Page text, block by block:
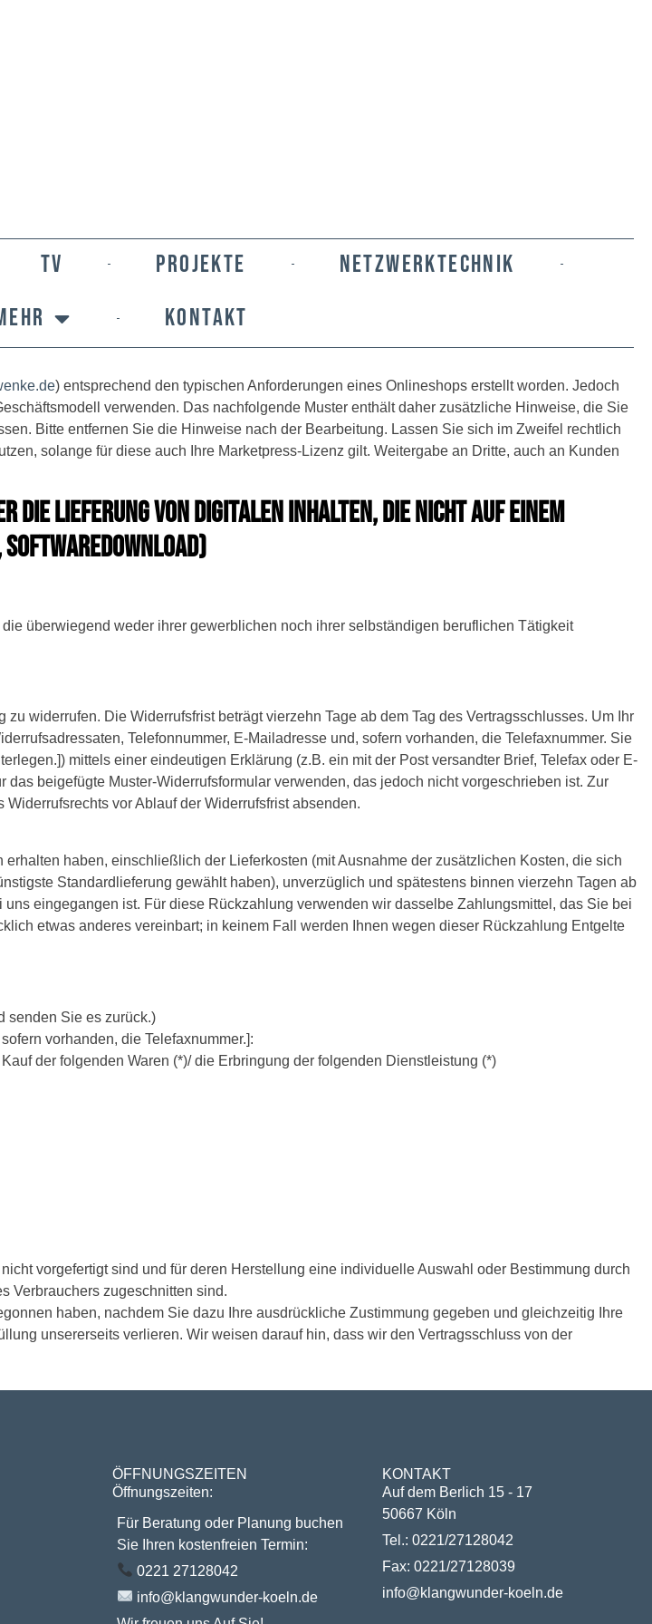
TV PROJEKTE
NETZWERKTECHNIK
KONTAKT
) entsprechend den typischen Anforderungen eines Onlineshops erstellt worden. Jedoch
verwenden. Das nachfolgende Muster enthält daher zusätzliche Hinweise, die Sie
Bitte entfernen Sie die Hinweise nach der Bearbeitung. Lassen Sie sich im Zweifel rechtlich
solange für diese auch Ihre Marketpress-Lizenz gilt. Weitergabe an Dritte, auch an Kunden
DIE LIEFERUNG VON DIGITALEN INHALTEN, DIE NICHT AUF EINEM
überwiegend weder ihrer gewerblichen noch ihrer selbständigen beruflichen Tätigkeit
widerrufen. Die Widerrufsfrist beträgt vierzehn Tage ab dem Tag des Vertragsschlusses. Um Ihr
Telefonnummer, E-Mailadresse und, sofern vorhanden, die Telefaxnummer. Sie
mittels einer eindeutigen Erklärung (z.B. ein mit der Post versandter Brief, Telefax oder E-
beigefügte Muster-Widerrufsformular verwenden, das jedoch nicht vorgeschrieben ist. Zur
vor Ablauf der Widerrufsfrist absenden.
haben, einschließlich der Lieferkosten (mit Ausnahme der zusätzlichen Kosten, die sich
Standardlieferung gewählt haben), unverzüglich und spätestens binnen vierzehn Tagen ab
eingegangen ist. Für diese Rückzahlung verwenden wir dasselbe Zahlungsmittel, das Sie bei
etwas anderes vereinbart; in keinem Fall werden Ihnen wegen dieser Rückzahlung Entgelte
senden Sie es zurück.)
vorhanden, die Telefaxnummer.]:
der folgenden Waren (*)/ die Erbringung der folgenden Dienstleistung (*)
vorgefertigt sind und für deren Herstellung eine individuelle Auswahl oder Bestimmung durch
Verbrauchers zugeschnitten sind.
haben, nachdem Sie dazu Ihre ausdrückliche Zustimmung gegeben und gleichzeitig Ihre
unsererseits verlieren. Wir weisen darauf hin, dass wir den Vertragsschluss von der
ÖFFNUNGSZEITEN
Öffnungszeiten:
Für Beratung oder Planung buchen
Sie Ihren kostenfreien Termin:
0221 27128042
info@klangwunder-koeln.de
KONTAKT
Auf dem Berlich 15 - 17
50667 Köln
Tel.: 0221/27128042
Fax: 0221/27128039
info@klangwunder-koeln.de